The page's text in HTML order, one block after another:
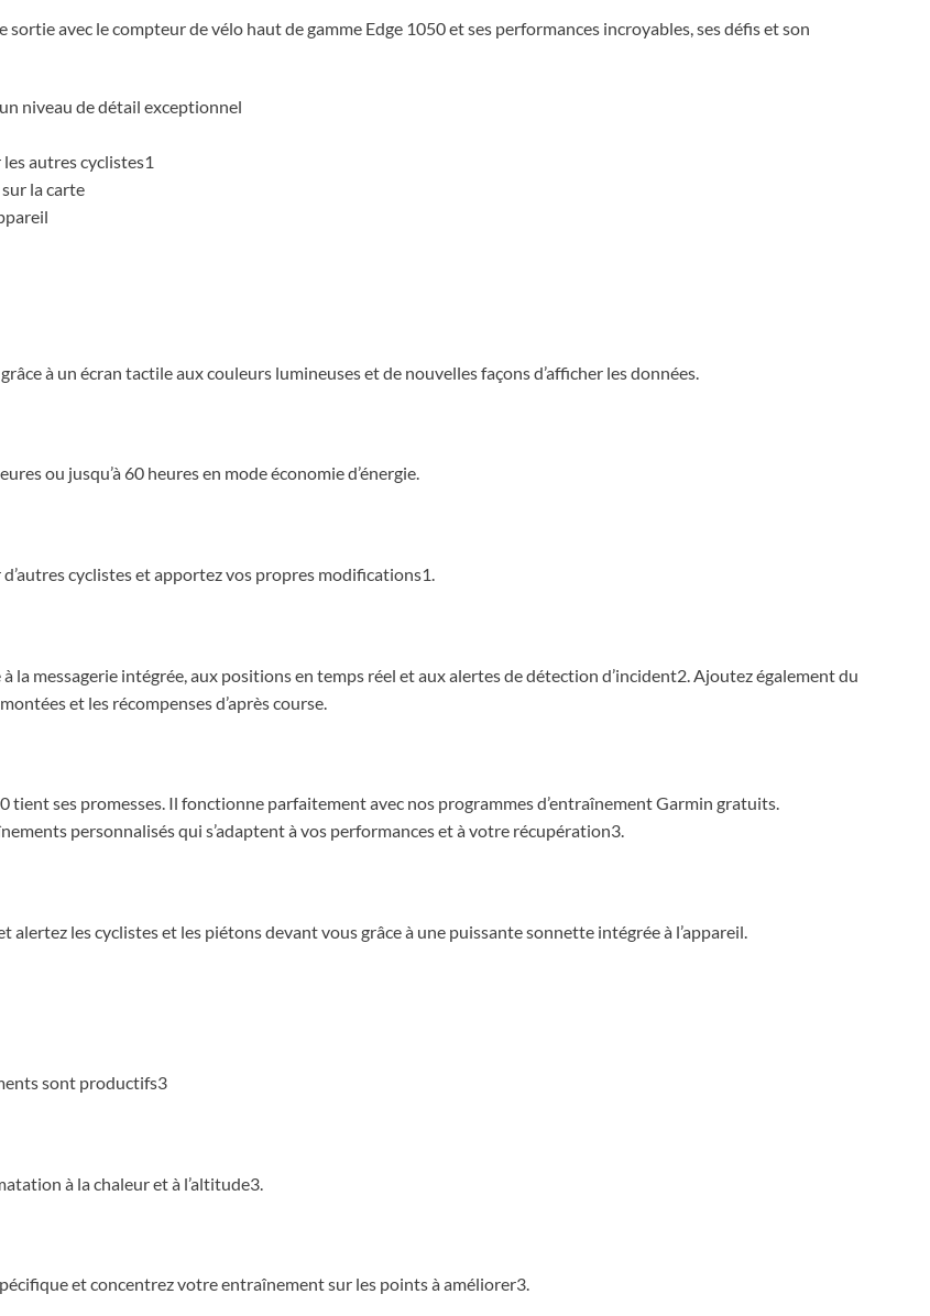
avec le compteur de vélo haut de gamme Edge 1050 et ses performances incroyables, ses défis et son
niveau de détail exceptionnel
autres cyclistes1
la carte
à un écran tactile aux couleurs lumineuses et de nouvelles façons d’afficher les données.
ou jusqu’à 60 heures en mode économie d’énergie.
cyclistes et apportez vos propres modifications1.
la messagerie intégrée, aux positions en temps réel et aux alertes de détection d’incident2. Ajoutez également du
et les récompenses d’après course.
tient ses promesses. Il fonctionne parfaitement avec nos programmes d’entraînement Garmin gratuits.
personnalisés qui s’adaptent à vos performances et à votre récupération3.
les cyclistes et les piétons devant vous grâce à une puissante sonnette intégrée à l’appareil.
sont productifs3
à la chaleur et à l’altitude3.
et concentrez votre entraînement sur les points à améliorer3.